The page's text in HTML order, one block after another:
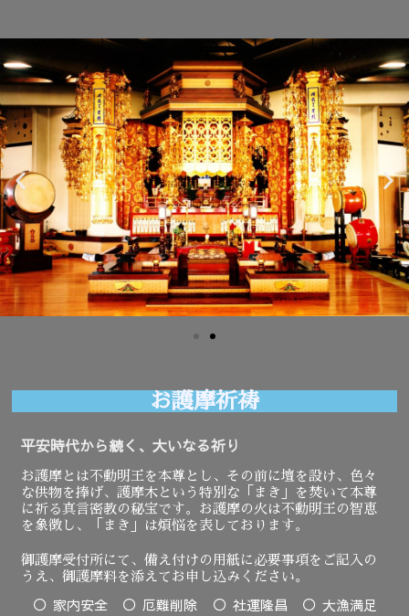
お護摩祈祷
平安時代から続く、大いなる祈り
お護摩とは不動明王を本尊とし、その前に壇を設け、色々
な供物を捧げ、護摩木という特別な「まき」を焚いて本尊
に祈る真言密教の秘宝です。お護摩の火は不動明王の智恵
を象徴し、「まき」は煩悩を表しております。
御護摩受付所にて、備え付けの用紙に必要事項をご記入の
うえ、御護摩料を添えてお申し込みください。
家内安全 厄難削除 社運隆昌
大漁満足